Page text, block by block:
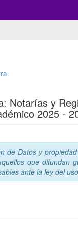
Notarías y
2025 -
de Datos y
que difundan
ante la ley del